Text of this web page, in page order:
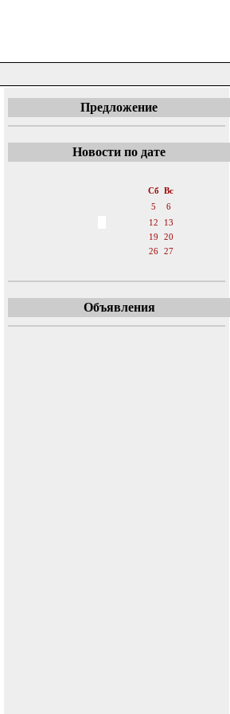
Предложение
Новости по дате
Сб Вс
5
6
12
13
19
20
26
27
Объявления